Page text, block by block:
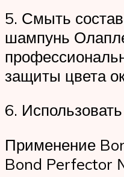
5. Смыть
шампунь
защиты цвета
6.
Применение
Bond Perfector